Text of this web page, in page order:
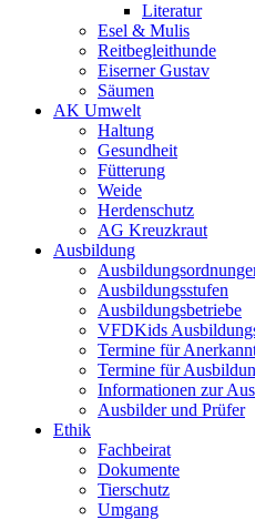
Literatur
Esel & Mulis
Reitbegleithunde
Eiserner Gustav
Säumen
AK Umwelt
Haltung
Gesundheit
Fütterung
Weide
Herdenschutz
AG Kreuzkraut
Ausbildung
Ausbildungsstufen
Ausbildungsbetriebe
VFDKids
Termine für
Termine für
Informationen zur
Ausbilder und Prüfer
Ethik
Fachbeirat
Dokumente
Tierschutz
Umgang